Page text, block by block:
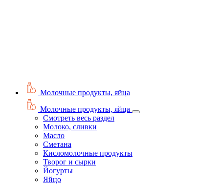
Молочные продукты, яйца
Молочные продукты, яйца
Смотреть весь раздел
Молоко, сливки
Масло
Сметана
Кисломолочные продукты
Творог и сырки
Йогурты
Яйцо